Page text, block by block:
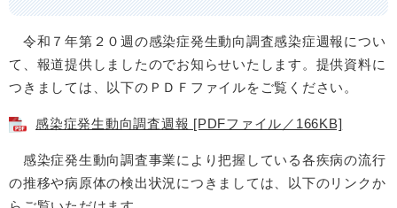
令和７年第２０週の感染症発生動向調査感染症週報につい
て、報道提供しましたのでお知らせいたします。提供資料に
つきましては、以下のＰＤＦファイルをご覧ください。
感染症発生動向調査週報 [PDFファイル／166KB]
感染症発生動向調査事業により把握している各疾病の流行
の推移や病原体の検出状況につきましては、以下のリンクか